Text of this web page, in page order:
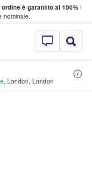
ordine è garantito al 100%I
nominale.
- Dove
, London, London